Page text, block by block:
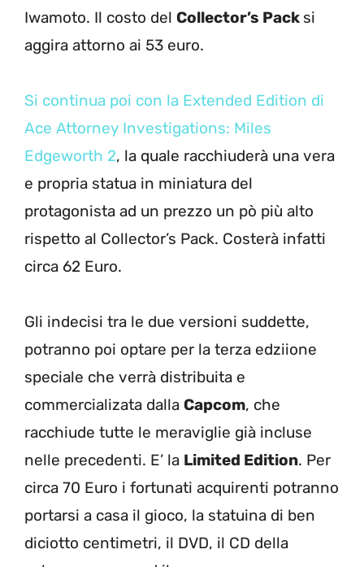
Iwamoto. Il costo del Collector’s Pack si
aggira attorno ai 53 euro.
Si continua poi con la Extended Edition di
Ace Attorney Investigations: Miles
Edgeworth 2, la quale racchiuderà una vera
e propria statua in miniatura del
protagonista ad un prezzo un pò più alto
rispetto al Collector’s Pack. Costerà infatti
circa 62 Euro.
Gli indecisi tra le due versioni suddette,
potranno poi optare per la terza edziione
speciale che verrà distribuita e
commercializata dalla Capcom, che
racchiude tutte le meraviglie già incluse
nelle precedenti. E’ la Limited Edition. Per
circa 70 Euro i fortunati acquirenti potranno
portarsi a casa il gioco, la statuina di ben
diciotto centimetri, il DVD, il CD della